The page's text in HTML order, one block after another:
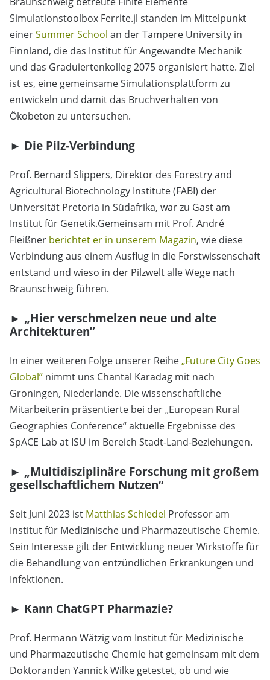
Simulationstoolbox Ferrite.jl standen im Mittelpunkt
einerSummer School an der Tampere University in
Finnland, die das Institut für Angewandte Mechanik
und das Graduiertenkolleg 2075 organisiert hatte. Ziel
ist es, eine gemeinsame Simulationsplattform zu
entwickeln und damit das Bruchverhalten von
Ökobeton zu untersuchen.
► Die Pilz-Verbindung
Prof. Bernard Slippers, Direktor des Forestry and
Agricultural Biotechnology Institute (FABI) der
Universität Pretoria in Südafrika, war zu Gast am
Institut für Genetik.Gemeinsam mit Prof. André
Fleißner berichtet er in unserem Magazin, wie diese
Verbindung aus einem Ausflug in die Forstwissenschaft
entstand und wieso in der Pilzwelt alle Wege nach
Braunschweig führen.
► „Hier verschmelzen neue und alte
Architekturen”
In einer weiteren Folge unserer Reihe„Future City Goes
Global” nimmt uns Chantal Karadag mit nach
Groningen, Niederlande. Die wissenschaftliche
Mitarbeiterin präsentierte bei der „European Rural
Geographies Conference“ aktuelle Ergebnisse des
SpACE Lab at ISU im Bereich Stadt-Land-Beziehungen.
► „Multidisziplinäre Forschung mit großem
gesellschaftlichem Nutzen“
Seit Juni 2023 ist Matthias Schiedel Professor am
Institut für Medizinische und Pharmazeutische Chemie.
Sein Interesse gilt der Entwicklung neuer Wirkstoffe für
die Behandlung von entzündlichen Erkrankungen und
Infektionen.
► Kann ChatGPT Pharmazie?
Prof. Hermann Wätzig vom Institut für Medizinische
und Pharmazeutische Chemie hat gemeinsam mit dem
Doktoranden Yannick Wilke getestet, ob und wie